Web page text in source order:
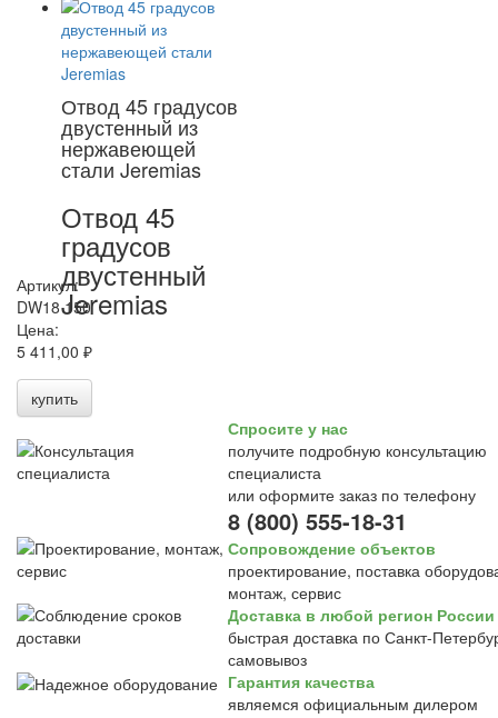
Отвод 45 градусов
двустенный из
нержавеющей
стали Jeremias
Отвод 45
градусов
двустенный
Jeremias
Артикул:
DW18 150
Цена:
5 411,00 ₽
купить
Спросите у нас
получите подробную консультацию
специалиста
или оформите заказ по телефону
8 (800) 555-18-31
Сопровождение объектов
проектирование, поставка
монтаж, сервис
Доставка в любой регион России
быстрая доставка по Санкт-
самовывоз
Гарантия качества
являемся официальным дилером